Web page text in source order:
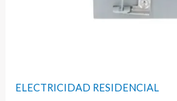
ELECTRICIDAD RESIDENCIAL